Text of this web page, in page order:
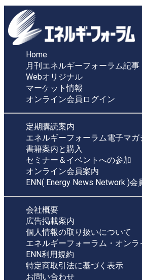
Home
月刊エネルギーフォーラム記事
Webオリジナル
マーケット情報
オンライン会員ログイン
定期購読案内
エネルギーフォーラム電子マガ
書籍案内と購入
セミナー＆イベントへの参加
オンライン会員案内
ENN( Energy News Network )会
会社概要
広告掲載案内
個人情報の取り扱いについて
エネルギーフォーラム・オンラ
ENN利用規約
特定商取引法に基づく表示
お問い合わせ